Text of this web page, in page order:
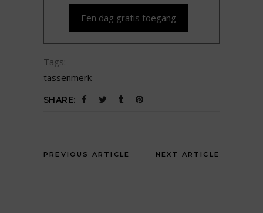
Een dag gratis toegang
Tags:
tassenmerk
SHARE:
PREVIOUS ARTICLE NEXT ARTICLE